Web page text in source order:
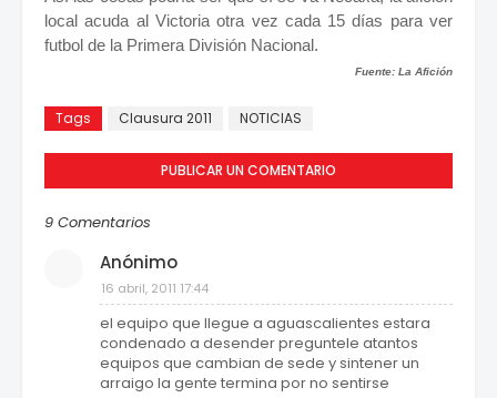
local acuda al Victoria otra vez cada 15 días para ver
futbol de la Primera División Nacional.
Fuente: La Afición
Tags Clausura 2011 NOTICIAS
PUBLICAR UN COMENTARIO
9 Comentarios
Anónimo
16 abril, 2011 17:44
el equipo que llegue a aguascalientes estara
condenado a desender preguntele atantos
equipos que cambian de sede y sintener un
arraigo la gente termina por no sentirse